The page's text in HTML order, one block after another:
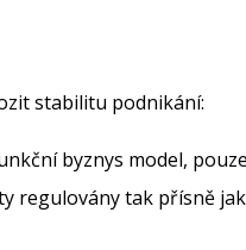
stabilitu podnikání:
byznys model,
regulovány tak přísně